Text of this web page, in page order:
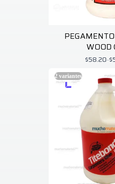
WOOD
$58.20-
2 variantes